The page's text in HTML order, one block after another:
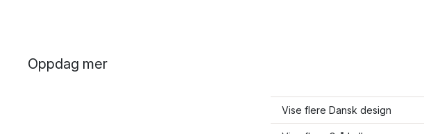
Oppdag mer
Vise flere Dansk design